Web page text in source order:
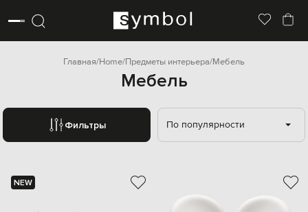
Главная Home Предметы интерьера Мебель
Мебель
Фильтры По популярности
NEW